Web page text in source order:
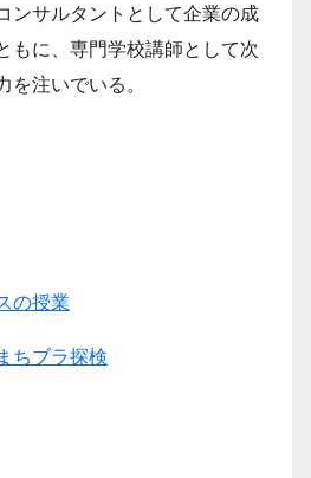
ンサルタントとして企業の成
もに、専門学校講師として次
を注いでいる。
の授業
ちブラ探検